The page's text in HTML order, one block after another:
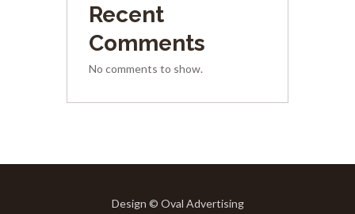
Recent
Comments
No comments to show.
Design © Oval Advertising